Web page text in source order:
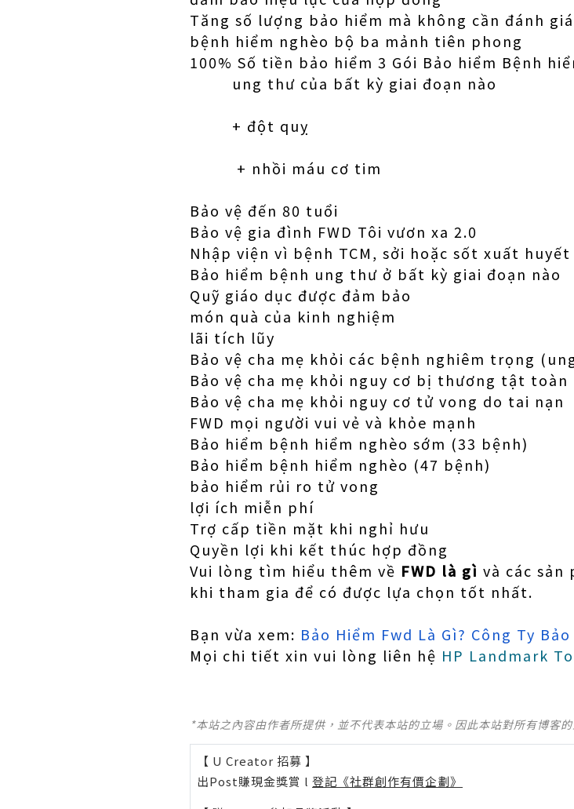
Tăng số lượng bảo hiểm mà không cần đánh
bệnh hiểm nghèo bộ ba mảnh tiên phong
100% Số tiền bảo hiểm 3 Gói Bảo hiểm Bệnh
ung thư của bất kỳ giai đoạn nào
+ đột quỵ
+ nhồi máu cơ tim
Bảo vệ đến 80 tuổi
Bảo vệ gia đình FWD Tôi vươn xa 2.0
Nhập viện vì bệnh TCM, sởi hoặc sốt xuất huyết
Bảo hiểm bệnh ung thư ở bất kỳ giai đoạn nào
Quỹ giáo dục được đảm bảo
món quà của kinh nghiệm
lãi tích lũy
Bảo vệ cha mẹ khỏi các bệnh nghiêm trọng
Bảo vệ cha mẹ khỏi nguy cơ bị thương tật
Bảo vệ cha mẹ khỏi nguy cơ tử vong do tai nạn
FWD mọi người vui vẻ và khỏe mạnh
Bảo hiểm bệnh hiểm nghèo sớm (33 bệnh)
Bảo hiểm bệnh hiểm nghèo (47 bệnh)
bảo hiểm rủi ro tử vong
lợi ích miễn phí
Trợ cấp tiền mặt khi nghỉ hưu
Quyền lợi khi kết thúc hợp đồng
Vui lòng tìm hiểu thêm về FWD là gì và các sản
khi tham gia để có được lựa chọn tốt nhất.
Bạn vừa xem: Bảo Hiểm Fwd Là Gì? Công Ty
Mọi chi tiết xin vui lòng liên hệ HP Landmark
*本站之內容由作者所提供，並不代表本站的立場。因此本站對所有博客
【 U Creator 招募 】
出Post賺現金獎賞 l 登記《社群創作有價企劃》